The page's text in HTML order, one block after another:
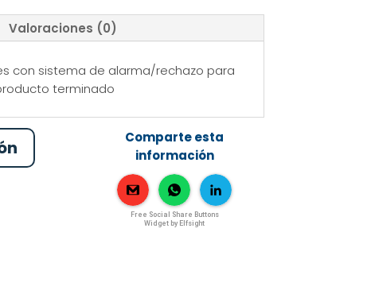
Valoraciones (0)
con sistema de alarma/rechazo para
terminado
Comparte esta
información
Free Social Share Buttons
Widget by Elfsight